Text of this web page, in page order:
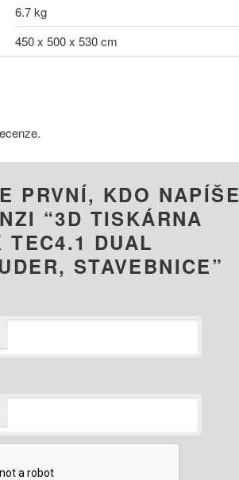
6.7 kg
450 x 500 x 530 cm
PRVNÍ, KDO NAPÍŠE
“3D TISKÁRNA
TEC4.1 DUAL
STAVEBNICE”